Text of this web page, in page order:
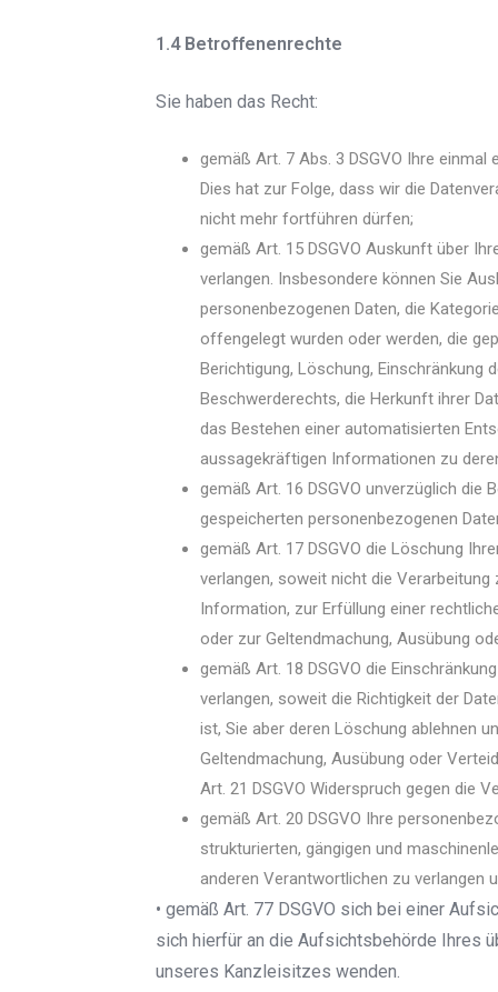
1.4 Betroffenenrechte
Sie haben das Recht:
gemäß Art. 7 Abs. 3 DSGVO Ihre
Dies hat zur Folge, dass wir die
nicht mehr fortführen dürfen;
gemäß Art. 15 DSGVO Auskunft über
verlangen. Insbesondere können Sie
personenbezogenen Daten, die
offengelegt wurden oder werden, die
Berichtigung, Löschung, Einschränkung
Beschwerderechts, die Herkunft ihrer
das Bestehen einer automatisierten
aussagekräftigen Informationen zu
gemäß Art. 16 DSGVO unverzüglich die
gespeicherten personenbezogenen
gemäß Art. 17 DSGVO die Löschung
verlangen, soweit nicht die
Information, zur Erfüllung einer
oder zur Geltendmachung, Ausübung
gemäß Art. 18 DSGVO die
verlangen, soweit die Richtigkeit der
ist, Sie aber deren Löschung ablehnen
Geltendmachung, Ausübung oder
Art. 21 DSGVO Widerspruch gegen die
gemäß Art. 20 DSGVO Ihre
strukturierten, gängigen und
anderen Verantwortlichen zu verlangen
• gemäß Art. 77 DSGVO sich bei einer
sich hierfür an die Aufsichtsbehörde Ihres
unseres Kanzleisitzes wenden.